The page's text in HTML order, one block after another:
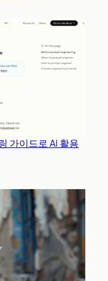
가이드로 AI 활용